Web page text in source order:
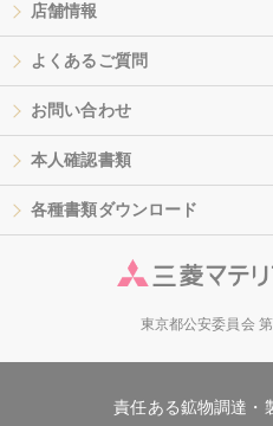
店舗情報
よくあるご質問
お問い合わせ
本人確認書類
各種書類ダウンロード
東京都公安委員会
責任ある鉱物調達・